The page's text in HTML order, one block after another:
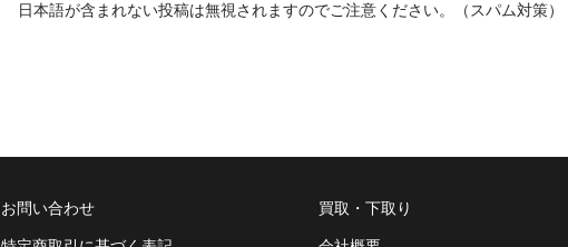
日本語が含まれない投稿は無視されますのでご注意ください。（スパム対策）
お問い合わせ 買取・下取り